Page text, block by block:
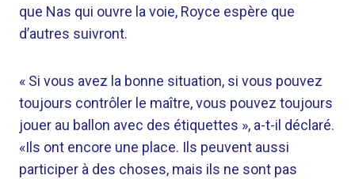
que Nas qui ouvre la voie, Royce espère que
d’autres suivront.
« Si vous avez la bonne situation, si vous pouvez
toujours contrôler le maître, vous pouvez toujours
jouer au ballon avec des étiquettes », a-t-il déclaré.
«Ils ont encore une place. Ils peuvent aussi
participer à des choses, mais ils ne sont pas